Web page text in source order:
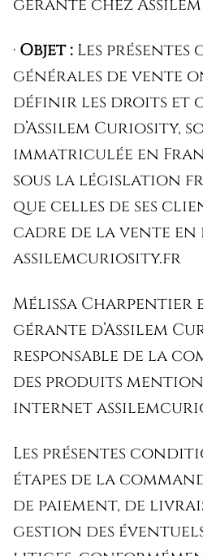
gérante chez
· Objet : Les
générales de vente
définir les droits et
d’Assilem Curiosity,
immatriculée en
sous la législation
que celles de ses
cadre de la vente
assilemcuriosity.fr
Mélissa Charpentier
gérante d’Assilem
responsable de la
des produits
internet
Les présentes
étapes de la
de paiement, de
gestion des